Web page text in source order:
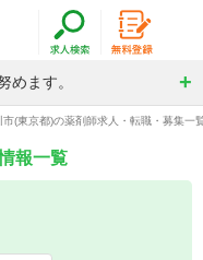
めます。
市(東京都)の薬剤師求人・転職・募集一
報一覧